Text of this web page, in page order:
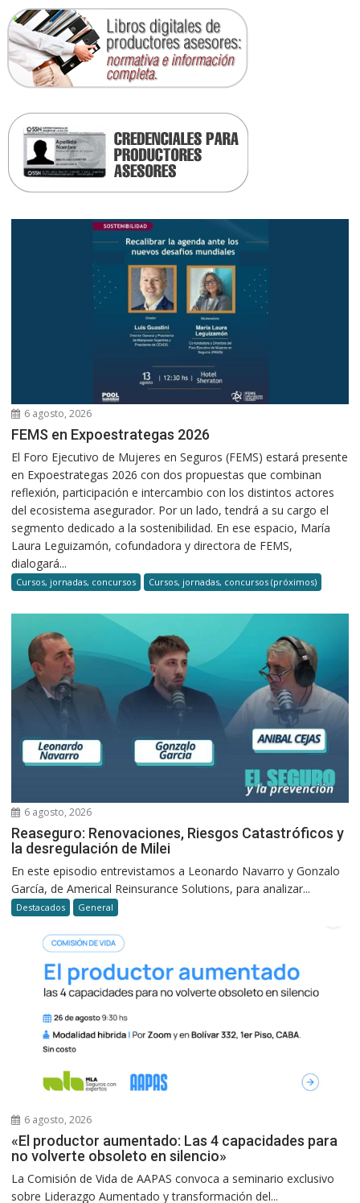
6 agosto, 2026
FEMS en Expoestrategas 2026
El Foro Ejecutivo de Mujeres en Seguros (FEMS) estará presente
en Expoestrategas 2026 con dos propuestas que combinan
reflexión, participación e intercambio con los distintos actores
del ecosistema asegurador. Por un lado, tendrá a su cargo el
segmento dedicado a la sostenibilidad. En ese espacio, María
Laura Leguizamón, cofundadora y directora de FEMS,
dialogará...
Cursos, jornadas, concursos Cursos, jornadas, concursos (próximos)
6 agosto, 2026
Reaseguro: Renovaciones, Riesgos Catastróficos y
la desregulación de Milei
En este episodio entrevistamos a Leonardo Navarro y Gonzalo
García, de Americal Reinsurance Solutions, para analizar...
Destacados General
6 agosto, 2026
«El productor aumentado: Las 4 capacidades para
no volverte obsoleto en silencio»
La Comisión de Vida de AAPAS convoca a seminario exclusivo
sobre Liderazgo Aumentado y transformación del...